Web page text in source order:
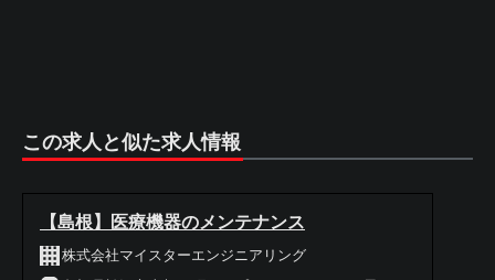
この求人と似た求人情報
【島根】医療機器のメンテナンス
株式会社マイスターエンジニアリング